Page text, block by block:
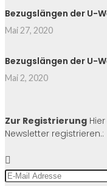
Bezugslängen der U-
Mai 27, 2020
Bezugslängen der U-
Mai 2, 2020
Zur Registrierung
Newsletter registrieren.: